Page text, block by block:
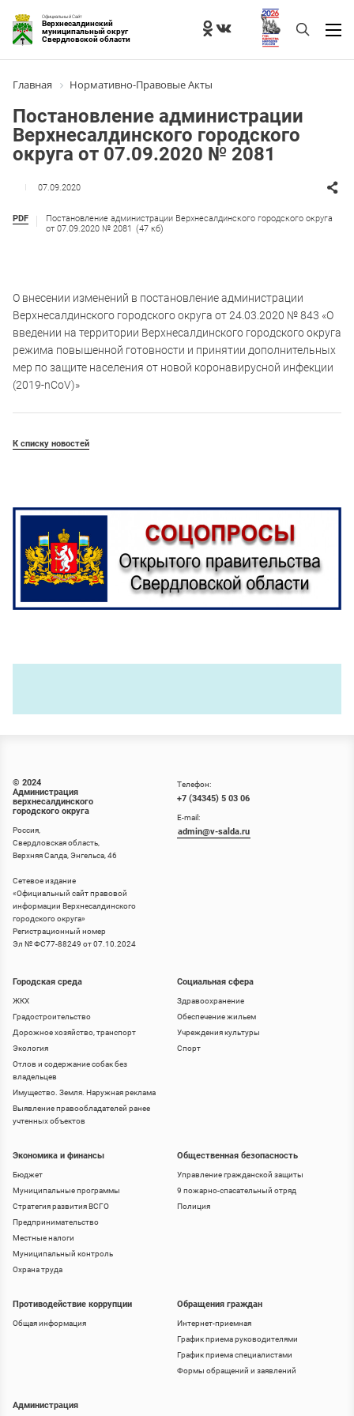
Официальный Сайт
Верхнесалдинский
муниципальный округ
Свердловской области
Главная Нормативно-Правовые Акты
Постановление администрации
Верхнесалдинского городского
округа от 07.09.2020 № 2081
07.09.2020
PDF
Постановление администрации Верхнесалдинского городского округа
от 07.09.2020 № 2081 (47 кб)
О внесении изменений в постановление администрации
Верхнесалдинского городского округа от 24.03.2020 № 843 «О
введении на территории Верхнесалдинского городского округа
режима повышенной готовности и принятии дополнительных
мер по защите населения от новой коронавирусной инфекции
(2019-nСоV)»
К списку новостей
© 2024
Администрация
верхнесалдинского
городского округа
Россия,
Свердловская область,
Верхняя Салда, Энгельса, 46
Сетевое издание
«Официальный сайт правовой
информации Верхнесалдинского
городского округа»
Регистрационный номер
Эл № ФС77-88249 от 07.10.2024
Городская среда
ЖКХ
Градостроительство
Дорожное хозяйство, транспорт
Экология
Отлов и содержание собак без
владельцев
Имущество. Земля. Наружная реклама
Выявление правообладателей ранее
учтенных объектов
Социальная сфера
Здравоохранение
Обеспечение жильем
Учреждения культуры
Спорт
Телефон:
+7 (34345) 5 03 06
E-mail:
admin@v-salda.ru
Экономика и финансы
Бюджет
Муниципальные программы
Стратегия развития ВСГО
Предпринимательство
Местные налоги
Муниципальный контроль
Охрана труда
Общественная безопасность
Управление гражданской защиты
9 пожарно-спасательный отряд
Полиция
Противодействие коррупции
Общая информация
Обращения граждан
Интернет-приемная
График приема руководителями
График приема специалистами
Формы обращений и заявлений
Администрация